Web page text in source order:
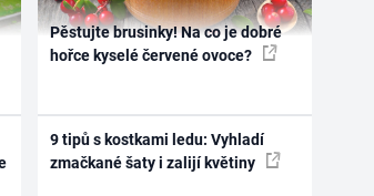
Pěstujte brusinky! Na co je dobré
hořce kyselé červené ovoce?
9 tipů s kostkami ledu: Vyhladí
zmačkané šaty i zalijí květiny